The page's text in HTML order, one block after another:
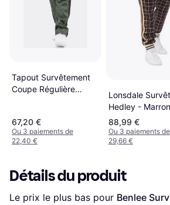
Tapout Survêtement
Coupe Régulière
67,20 €
Ou 3 paiements de
22,40 €
Lonsdale
Hedley - Marron
88,99 €
Ou 3 paiements de
29,66 €
Détails du produit
Le prix le plus bas pour Benlee